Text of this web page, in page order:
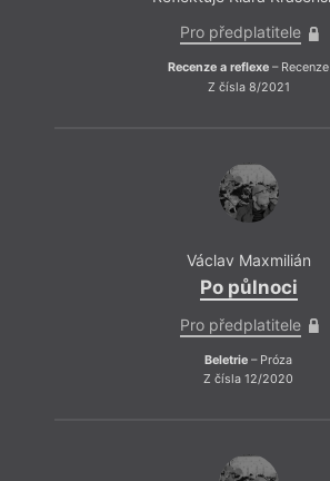
Pro předplatitele
Recenze a reflexe – Recenze
Z čísla 8/2021
Václav Maxmilián
Po půlnoci
Pro předplatitele
Beletrie – Próza
Z čísla 12/2020